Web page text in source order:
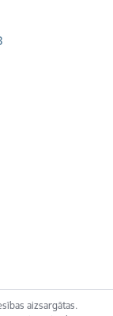
aizsargātas.